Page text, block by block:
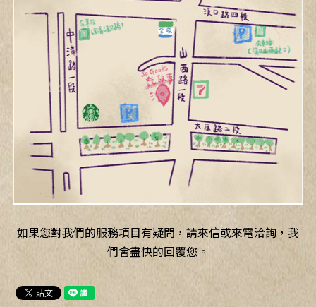
如果您對我們的服務項目有疑問，請來信或來電洽詢，我
們會盡快的回覆您。